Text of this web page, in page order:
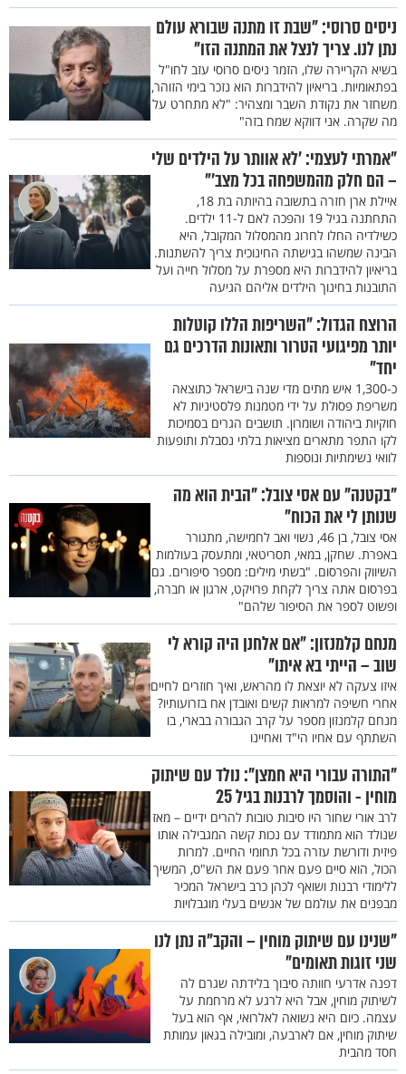
ניסים סרוסי: "שבת זו מתנה שבורא עולם
נתן לנו. צריך לנצל את המתנה הזו"
בשיא הקריירה שלו, הזמר ניסים סרוסי עזב לחו"ל
בפתאומיות. בריאיון להידברות הוא נזכר בימי הזוהר,
משחזר את נקודת השבר ומצהיר: "לא מתחרט על
מה שקרה. אני דווקא שמח בזה"
"אמרתי לעצמי: 'לא אוותר על הילדים שלי
– הם חלק מהמשפחה בכל מצב'"
איילת ארן חזרה בתשובה בהיותה בת 18,
התחתנה בגיל 19 והפכה לאם ל-11 ילדים.
כשילדיה החלו לחרוג מהמסלול המקובל, היא
הבינה שמשהו בגישתה החינוכית צריך להשתנות.
בריאיון להידברות היא מספרת על מסלול חייה ועל
התובנות בחינוך הילדים אליהם הגיעה
הרוצח הגדול: "השריפות הללו קוטלות
יותר מפיגועי הטרור ותאונות הדרכים גם
יחד"
כ-1,300 איש מתים מדי שנה בישראל כתוצאה
משריפת פסולת על ידי מטמנות פלסטיניות לא
חוקיות ביהודה ושומרון. תושבים הגרים בסמיכות
לקו התפר מתארים מציאות בלתי נסבלת ותופעות
לוואי נשימתיות ונוספות
"בקטנה" עם אסי צובל: "הבית הוא מה
שנותן לי את הכוח"
אסי צובל, בן 46, נשוי ואב לחמישה, מתגורר
באפרת. שחקן, במאי, תסריטאי, ומתעסק בעולמות
השיווק והפרסום. "בשתי מילים: מספר סיפורים. גם
בפרסום אתה צריך לקחת פרויקט, ארגון או חברה,
ופשוט לספר את הסיפור שלהם"
מנחם קלמנזון: "אם אלחנן היה קורא לי
שוב – הייתי בא איתו"
איזו צעקה לא יוצאת לו מהראש, ואיך חוזרים לחיים
אחרי חשיפה למראות קשים ואובדן אח בזרועותיו?
מנחם קלמנזון מספר על קרב הגבורה בבארי, בו
השתתף עם אחיו הי"ד ואחיינו
"התורה עבורי היא חמצן": נולד עם שיתוק
מוחין - והוסמך לרבנות בגיל 25
לרב אורי שחור היו סיבות טובות להרים ידיים – מאז
שנולד הוא מתמודד עם נכות קשה המגבילה אותו
פיזית ודורשת עזרה בכל תחומי החיים. למרות
הכול, הוא סיים פעם אחר פעם את הש"ס, המשיך
ללימודי רבנות ושואף לכהן כרב בישראל המכיר
מבפנים את עולמם של אנשים בעלי מוגבלויות
"שנינו עם שיתוק מוחין – והקב"ה נתן לנו
שני זוגות תאומים"
דפנה אדרעי חוותה סיבוך בלידתה שגרם לה
לשיתוק מוחין, אבל היא לרגע לא מרחמת על
עצמה. כיום היא נשואה לאלרואי, אף הוא בעל
שיתוק מוחין, אם לארבעה, ומובילה בגאון עמותת
חסד מהבית